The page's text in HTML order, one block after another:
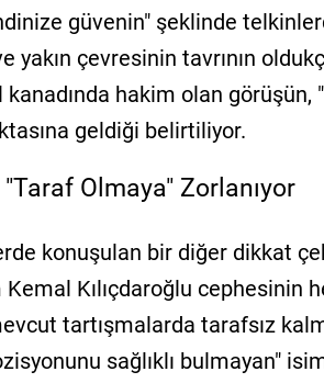
güvenin" şeklinde
yakın çevresinin tavrının
kanadında hakim olan görüşün,
geldiği belirtiliyor.
Olmaya" Zorlanıyor
konuşulan bir diğer dikkat
Kemal Kılıçdaroğlu cephesinin
tartışmalarda tarafsız
sağlıklı bulmayan"